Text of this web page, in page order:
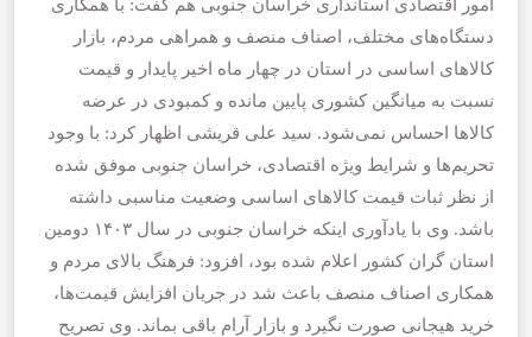
امور اقتصادی استانداری خراسان جنوبی هم گفت: با همکاری
دستگاه‌های مختلف، اصناف منصف و همراهی مردم، بازار
کالاهای اساسی در استان در چهار ماه اخیر پایدار و قیمت
نسبت به میانگین کشوری پایین مانده و کمبودی در عرضه
کالاها احساس نمی‌شود. سید علی قریشی اظهار کرد: با وجود
تحریم‌ها و شرایط ویژه اقتصادی، خراسان جنوبی موفق شده
از نظر ثبات قیمت کالاهای اساسی وضعیت مناسبی داشته
باشد. وی با یادآوری اینکه خراسان جنوبی در سال ۱۴۰۳ دومین
استان گران کشور اعلام شده بود، افزود: فرهنگ بالای مردم و
همکاری اصناف منصف باعث شد در جریان افزایش قیمت‌ها،
خرید هیجانی صورت نگیرد و بازار آرام باقی بماند. وی تصریح